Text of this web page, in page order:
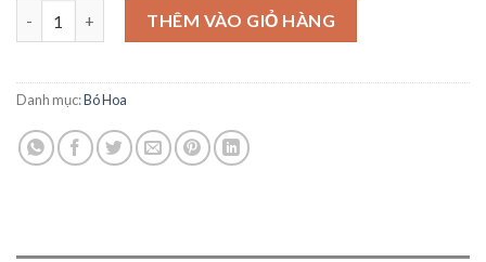
Hoa Tốt Nghiệp -TN03 số lượngTHÊM VÀO GIỎ HÀNG
Danh mục:Bó Hoa